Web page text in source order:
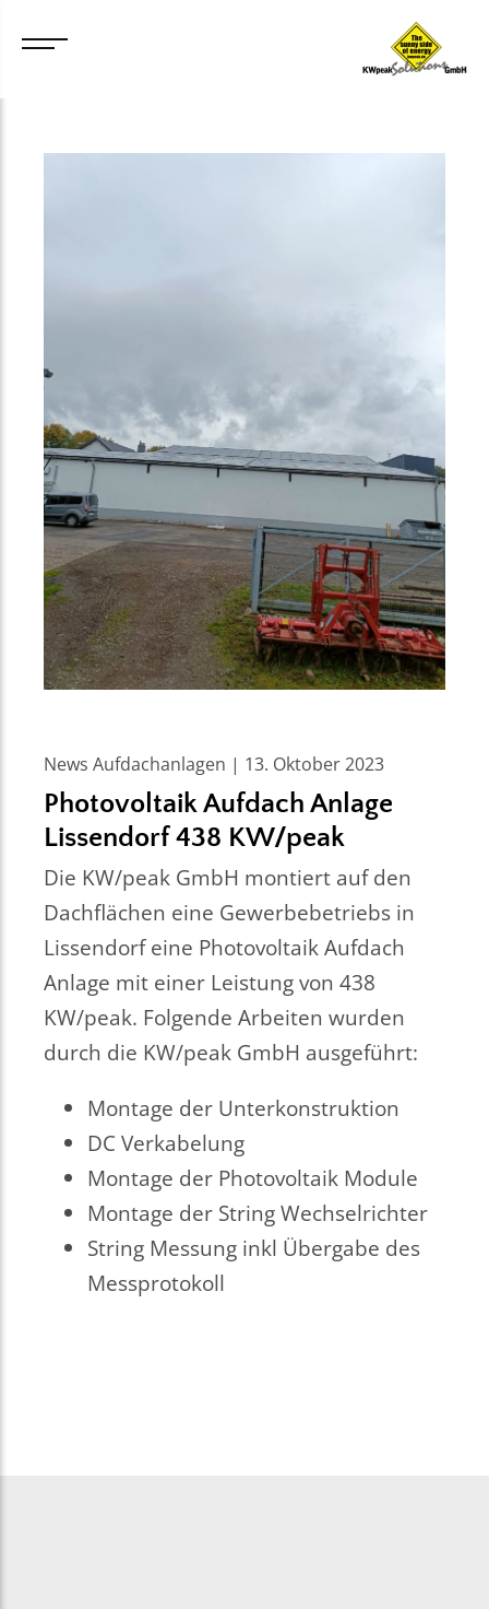
News Aufdachanlagen | 13. Oktober 2023
Photovoltaik Aufdach Anlage
Lissendorf 438 KW/peak
Die KW/peak GmbH montiert auf den
Dachflächen eine Gewerbebetriebs in
Lissendorf eine Photovoltaik Aufdach
Anlage mit einer Leistung von 438
KW/peak. Folgende Arbeiten wurden
durch die KW/peak GmbH ausgeführt:
Montage der Unterkonstruktion
DC Verkabelung
Montage der Photovoltaik Module
Montage der String Wechselrichter
String Messung inkl Übergabe des
Messprotokoll